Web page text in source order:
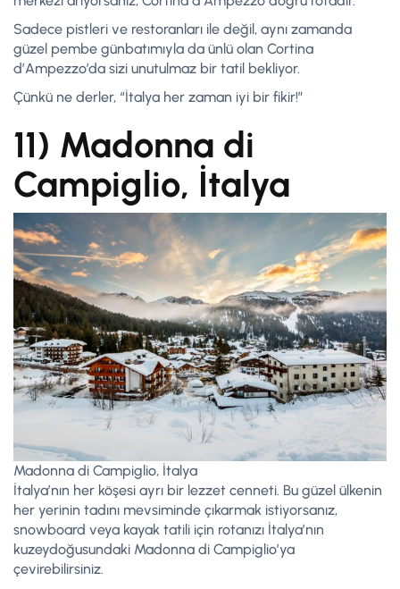
Sadece pistleri ve restoranları ile değil, aynı zamanda
güzel pembe günbatımıyla da ünlü olan Cortina
d’Ampezzo’da sizi unutulmaz bir tatil bekliyor.
Çünkü ne derler, “İtalya her zaman iyi bir fikir!”
11) Madonna di
Campiglio, İtalya
Madonna di Campiglio, İtalya
İtalya’nın her köşesi ayrı bir lezzet cenneti. Bu güzel ülkenin
her yerinin tadını mevsiminde çıkarmak istiyorsanız,
snowboard veya kayak tatili için rotanızı İtalya’nın
kuzeydoğusundaki Madonna di Campiglio’ya
çevirebilirsiniz.